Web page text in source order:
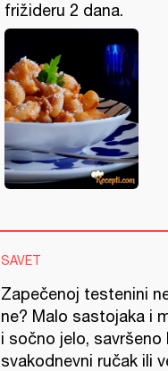
frižideru 2 dana.
SAVET
Zapečenoj testenini
ne? Malo sastojaka i
i sočno jelo,
svakodnevni ručak ili